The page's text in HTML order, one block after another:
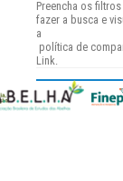
Preencha os
fazer a busca e
a
política de
Link.